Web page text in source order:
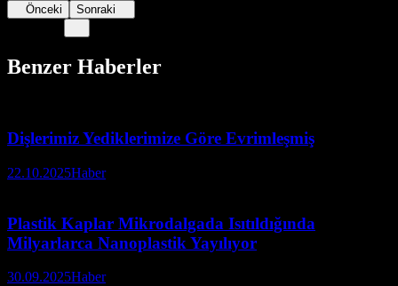
Önceki Sonraki
Benzer Haberler
Dişlerimiz Yediklerimize Göre Evrimleşmiş
22.10.2025Haber
Plastik Kaplar Mikrodalgada Isıtıldığında
Milyarlarca Nanoplastik Yayılıyor
30.09.2025Haber